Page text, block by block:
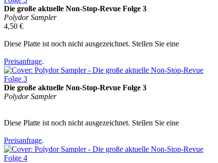
Die große aktuelle Non-Stop-Revue Folge 3
Polydor Sampler
4,50 €
Diese Platte ist noch nicht ausgezeichnet. Stellen Sie eine
Preisanfrage.
Die große aktuelle Non-Stop-Revue Folge 3
Polydor Sampler
Diese Platte ist noch nicht ausgezeichnet. Stellen Sie eine
Preisanfrage.